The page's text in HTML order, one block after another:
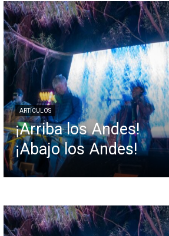
ARTÍCULOS
¡Arriba los Andes!
¡Abajo los Andes!